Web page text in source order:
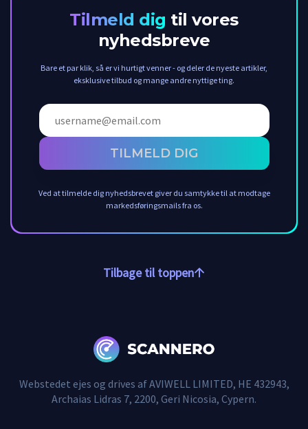
Tilmeld dig til vores
nyhedsbreve
Bare et par klik, så er vi hurtigt venner - og deler de nyeste artikler,
eksklusive tilbud og mange andre nyttige ting.
TILMELD DIG
Ved at tilmelde dig nyhedsbrevet giver du samtykke til at modtage
markedsføringsmails fra os.
Tilbage til toppen
Webstedet ejes og drives af AVIWELL LIMITED, HE 432943,
Archaias Lidras 7, 2200, Geri Nicosia, Cypern.